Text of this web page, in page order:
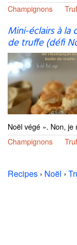
Champignons
Mini-éclairs à la
de truffe (défi
Noël végé ». Non,
Champignons
Recipes › Noël ›